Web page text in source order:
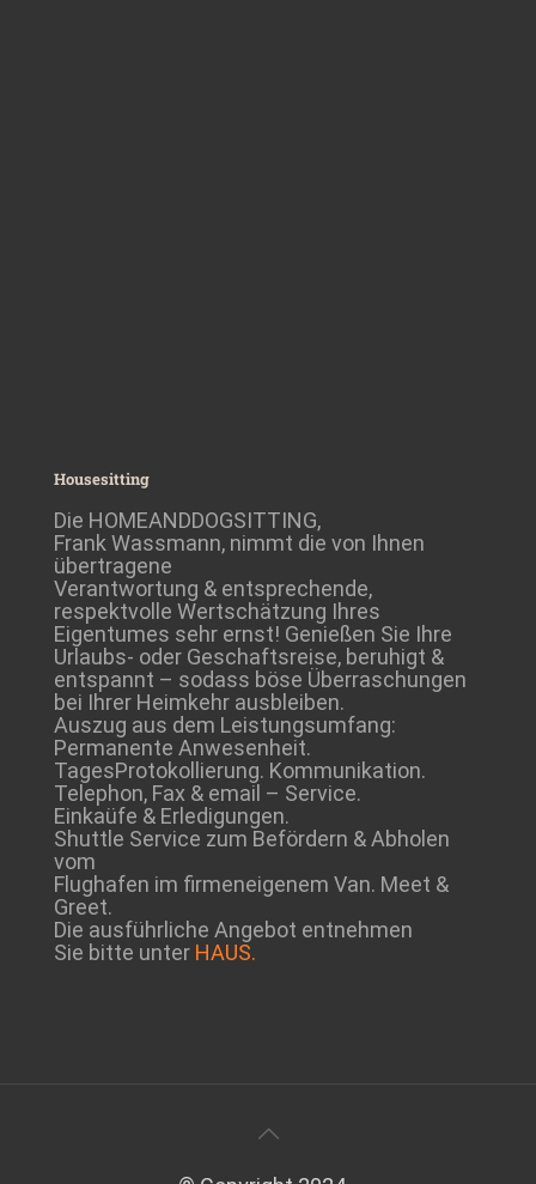
Housesitting
Die HOMEANDDOGSITTING,
Frank Wassmann, nimmt die von Ihnen
übertragene
Verantwortung & entsprechende,
respektvolle Wertschätzung Ihres
Eigentumes sehr ernst! Genießen Sie Ihre
Urlaubs- oder Geschaftsreise, beruhigt &
entspannt – sodass böse Überraschungen
bei Ihrer Heimkehr ausbleiben.
Auszug aus dem Leistungsumfang:
Permanente Anwesenheit.
TagesProtokollierung. Kommunikation.
Telephon, Fax & email – Service.
Einkaüfe & Erledigungen.
Shuttle Service zum Befördern & Abholen
vom
Flughafen im firmeneigenem Van. Meet &
Greet.
Die ausführliche Angebot entnehmen
Sie bitte unter HAUS.